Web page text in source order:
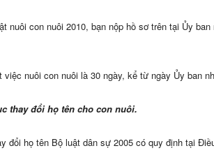
nuôi con nuôi 2010, bạn nộp hồ sơ trên tại Ủy
việc nuôi con nuôi là 30 ngày, kể từ ngày Ủy ban
thay đổi họ tên cho con nuôi.
đổi họ tên Bộ luật dân sự 2005 có quy định tại